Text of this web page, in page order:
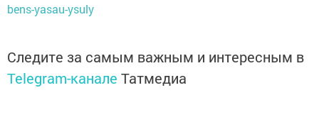
bens-yasau-ysuly
Следите за самым важным и интересным в
Telegram-канале Татмедиа